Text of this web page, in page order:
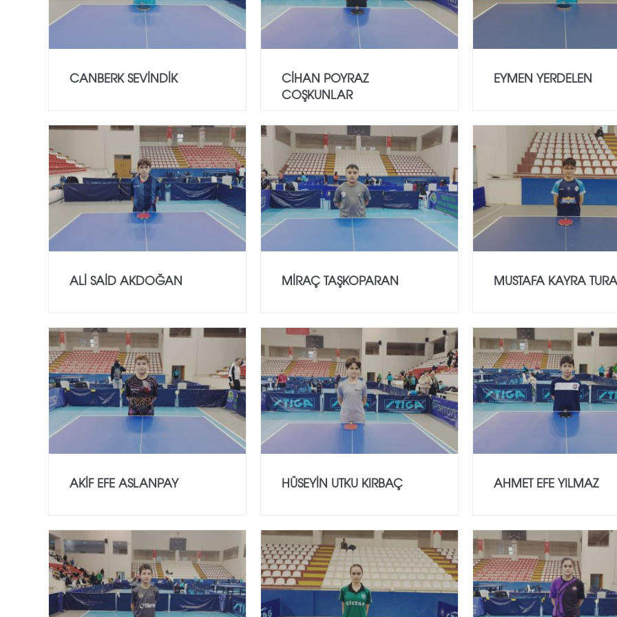
CANBERK SEVİNDİK
CİHAN POYRAZ
COŞKUNLAR
EYMEN YERDELEN
ALİ SAİD AKDOĞAN MİRAÇ TAŞKOPARAN MUSTAFA KAYRA
AKİF EFE ASLANPAY HÜSEYİN UTKU KIRBAÇ AHMET EFE YILMAZ